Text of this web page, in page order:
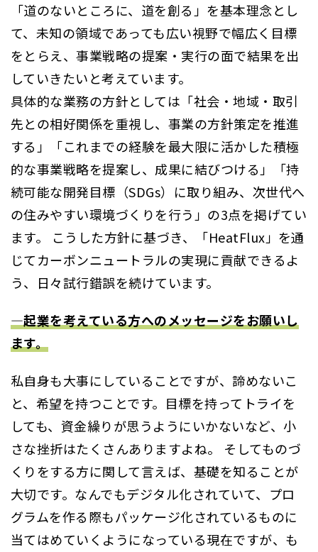
「道のないところに、道を創る」を基本理念とし
て、未知の領域であっても広い視野で幅広く目標
をとらえ、事業戦略の提案・実行の面で結果を出
していきたいと考えています。
具体的な業務の方針としては「社会・地域・取引
先との相好関係を重視し、事業の方針策定を推進
する」「これまでの経験を最大限に活かした積極
的な事業戦略を提案し、成果に結びつける」「持
続可能な開発目標（SDGs）に取り組み、次世代へ
の住みやすい環境づくりを行う」の3点を掲げてい
ます。 こうした方針に基づき、「HeatFlux」を通
じてカーボンニュートラルの実現に貢献できるよ
う、日々試行錯誤を続けています。
―起業を考えている方へのメッセージをお願いし
ます。
私自身も大事にしていることですが、諦めないこ
と、希望を持つことです。目標を持ってトライを
しても、資金繰りが思うようにいかないなど、小
さな挫折はたくさんありますよね。 そしてものづ
くりをする方に関して言えば、基礎を知ることが
大切です。なんでもデジタル化されていて、プロ
グラムを作る際もパッケージ化されているものに
当てはめていくようになっている現在ですが、も